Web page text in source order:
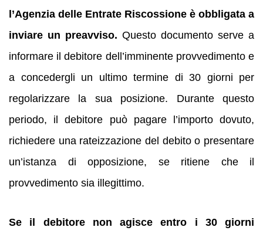
l’Agenzia delle Entrate Riscossione è obbligata a
inviare un preavviso. Questo documento serve a
informare il debitore dell’imminente provvedimento e
a concedergli un ultimo termine di 30 giorni per
regolarizzare la sua posizione. Durante questo
periodo, il debitore può pagare l’importo dovuto,
richiedere una rateizzazione del debito o presentare
un’istanza di opposizione, se ritiene che il
provvedimento sia illegittimo.
Se il debitore non agisce entro i 30 giorni